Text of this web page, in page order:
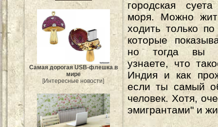
Самая дорогая USB-флешка в
мире
[Интересные новости]
городская
моря. Можно
ходить только
которые
но тогда вы
узнаете, что
Индия и как
если ты самый
человек. Хотя,
эмигрантами" и